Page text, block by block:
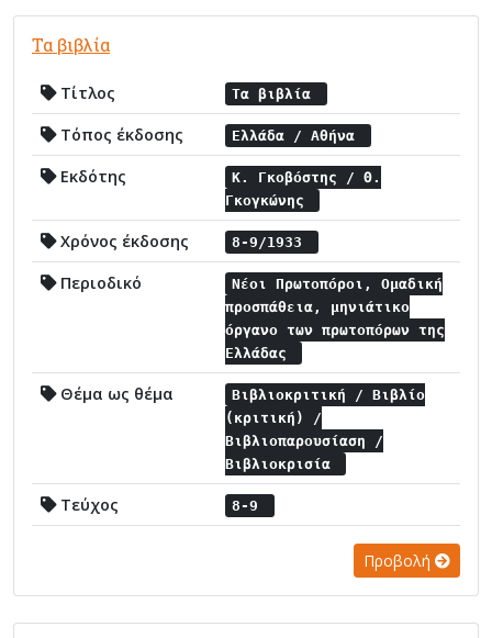
Τα βιβλία
Τίτλος Τα βιβλία
Τόπος έκδοσης Ελλάδα / Αθήνα
Εκδότης
Κ. Γκοβόστης / Θ.
Γκογκώνης
Χρόνος έκδοσης 8-9/1933
Περιοδικό
Νέοι Πρωτοπόροι, Ομαδική
προσπάθεια, μηνιάτικο
όργανο των πρωτοπόρων της
Ελλάδας
Θέμα ως θέμα
Βιβλιοκριτική / Βιβλίο
(κριτική) /
Βιβλιοπαρουσίαση /
Βιβλιοκρισία
Τεύχος 8-9
Προβολή